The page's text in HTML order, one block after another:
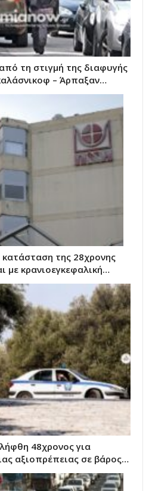
τη στιγμή της διαφυγής
– Άρπαξαν…
της 28χρονης
με κρανιοεγκεφαλική…
48χρονος για
αξιοπρέπειας σε βάρος…